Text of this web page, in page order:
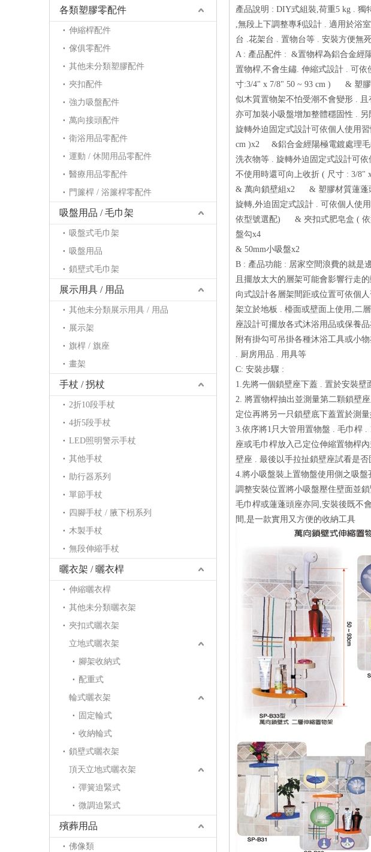
各類塑膠零配件
伸縮桿配件
傢俱零配件
其他未分類塑膠配件
夾扣配件
強力吸盤配件
萬向接頭配件
衛浴用品零配件
運動 / 休閒用品零配件
醫療用品零配件
門簾桿 / 浴簾桿零配件
吸盤用品 / 毛巾架
吸盤式毛巾架
吸盤用品
鎖壁式毛巾架
展示用具 / 用品
其他未分類展示用具 / 用品
展示架
旗桿 / 旗座
畫架
手杖 / 拐杖
2折10段手杖
4折5段手杖
LED照明警示手杖
其他手杖
助行器系列
單節手杖
四腳手杖 / 腋下枴系列
木製手杖
無段伸縮手杖
曬衣架 / 曬衣桿
伸縮曬衣桿
其他未分類曬衣架
夾扣式曬衣架
立地式曬衣架
腳架收納式
配重式
輪式曬衣架
固定輪式
收納輪式
鎖壁式曬衣架
頂天立地式曬衣架
彈簧迫緊式
微調迫緊式
殯葬用品
佛像類
產品說明 : DIY式組裝,荷重5 kg . 獨
,無段上下調整專利設計 . 適用於浴
台 .花架台 . 置物台等 . 安裝方便無
A : 產品配件 : &置物桿為鋁合金經
置物桿,不會生鏽. 伸縮式設計 . 可依
寸:3/4" x 7/8" 50 ~ 93 cm ) & 塑膠
似木質置物架不怕受潮不會變形 .
亦可加裝小吸盤增加整體穩固性 .
旋轉外迫固定式設計可依個人使用
cm )x2 &鋁合金經陽極電鍍處理毛
洗衣物等 . 旋轉外迫固定式設計可
不使用時還可向上收折 ( 尺寸 : 3/8"
& 萬向鎖壁組x2 & 塑膠材質蓮蓬
旋轉,外迫固定式設計 . 可依個人使
依型號選配) & 夾扣式肥皂盒 (
盤勾x4
& 50mm小吸盤x2
B : 產品功能 : 居家空間浪費的就是
且擺放太大的層架可能會影響行走
向式設計各層架間距或位置可依個
架立於地板 . 檯面或壁面上使用,二
座設計可擺放各式沐浴用品或保養
附有掛勾可吊掛各種沐浴工具或小
. 厨房用品 . 用具等
C: 安裝步驟 :
1.先將一個鎖壁座下蓋 . 置於安裝壁
2. 將置物桿抽出並測量第二顆鎖壁
定位再將另一只鎖壁底下蓋置於測
3.依序將1只大管用置物盤 . 毛巾桿 .
座或毛巾桿放入己定位伸縮置物桿
壁座 . 最後以手拉扯鎖壁座試看是否
4.將小吸盤裝上置物盤使用側之吸
調整安裝位置將小吸盤壓住壁面並
毛巾桿或蓮蓬頭座亦同,安裝後既不
間,是一款實用又方便的收納工具